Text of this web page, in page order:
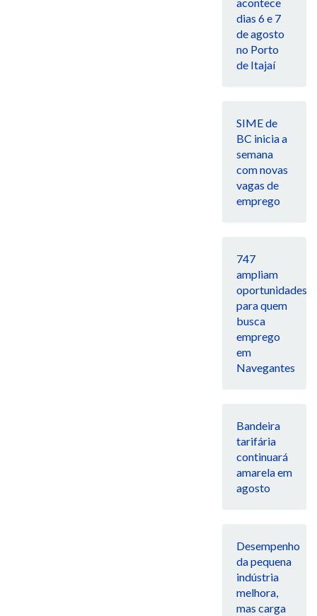
dias 6 e 7
de agosto
no Porto
de Itajaí
SIME de
BC inicia a
semana
com novas
vagas de
emprego
747
ampliam
oportunidades
para quem
busca
emprego
em
Navegantes
Bandeira
tarifária
continuará
amarela em
agosto
Desempenho
da pequena
indústria
melhora,
mas carga